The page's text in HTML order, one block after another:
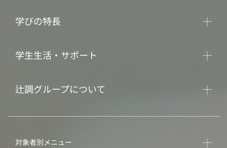
学びの特長
学生生活・サポート
辻調グループについて
対象者別メニュー